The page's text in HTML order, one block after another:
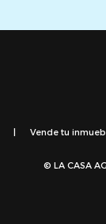
| Vende tu
© LA CASA